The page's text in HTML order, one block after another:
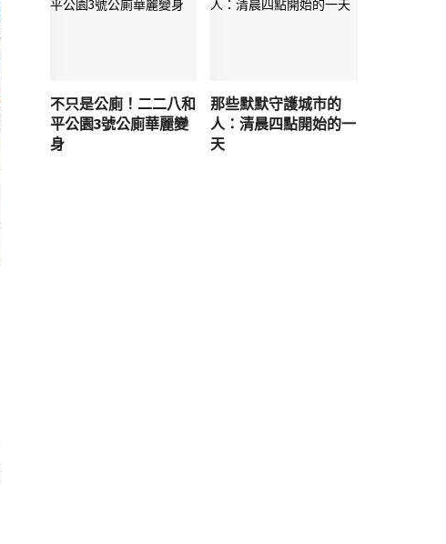
不只是公廁！二二八和
平公園3號公廁華麗變
身
那些默默守護城市的
人：清晨四點開始的一
天